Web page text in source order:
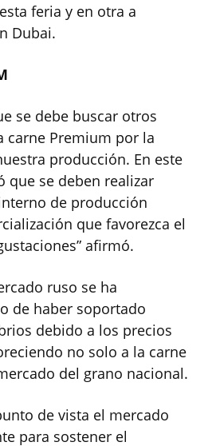
feria y en otra a
Dubai.
se debe buscar otros
carne Premium por la
producción. En este
que se deben realizar
de producción
que favorezca el
afirmó.
ruso se ha
de haber soportado
debido a los precios
no solo a la carne
del grano nacional.
de vista el mercado
para sostener el